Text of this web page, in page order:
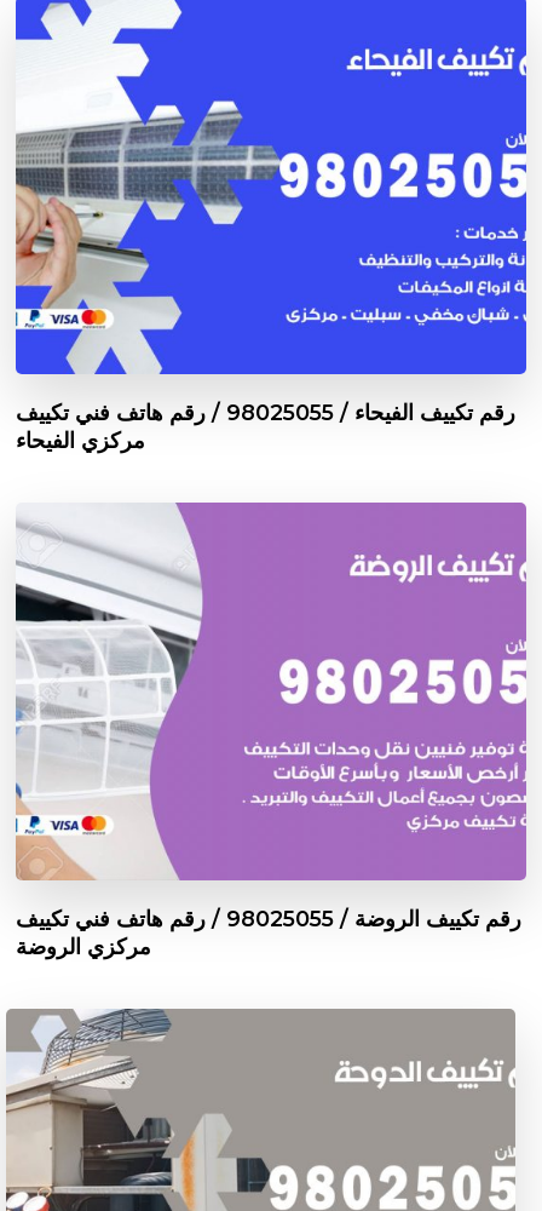
رقم تكييف الفيحاء / 98025055 / رقم هاتف فني تكييف
مركزي الفيحاء
رقم تكييف الروضة / 98025055 / رقم هاتف فني تكييف
مركزي الروضة